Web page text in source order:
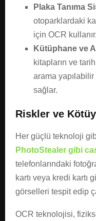
Plaka Tanıma
otoparklardaki
için OCR kullanır.
Kütüphane ve
kitapların ve
arama
sağlar.
Riskler ve
Her güçlü teknoloji
PhotoStealer gibi
telefonlarındaki
kartı veya kredi kartı
görselleri tespit edip
OCR teknolojisi,